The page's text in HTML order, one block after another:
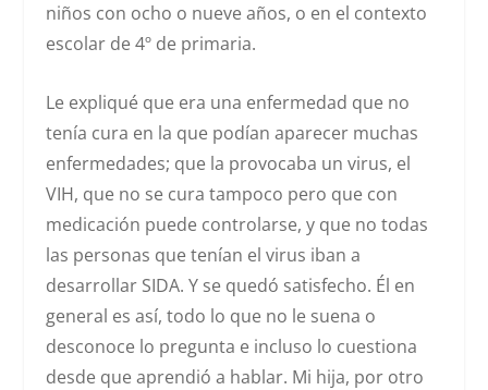
niños con ocho o nueve años, o en el contexto
escolar de 4º de primaria.
Le expliqué que era una enfermedad que no
tenía cura en la que podían aparecer muchas
enfermedades; que la provocaba un virus, el
VIH, que no se cura tampoco pero que con
medicación puede controlarse, y que no todas
las personas que tenían el virus iban a
desarrollar SIDA. Y se quedó satisfecho. Él en
general es así, todo lo que no le suena o
desconoce lo pregunta e incluso lo cuestiona
desde que aprendió a hablar. Mi hija, por otro